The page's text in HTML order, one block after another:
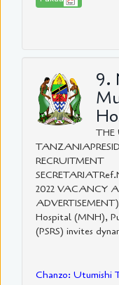
9.
THE
RECRUITMENT
2022 VACANCY
Hospital (MNH),
(PSRS) invites
Chanzo: Utumishi